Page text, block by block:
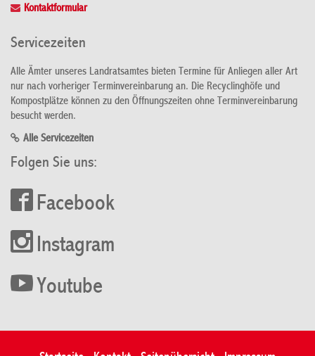
Kontaktformular
Servicezeiten
Alle Ämter unseres Landratsamtes bieten Termine für Anliegen aller Art
nur nach vorheriger Terminvereinbarung an. Die Recyclinghöfe und
Kompostplätze können zu den Öffnungszeiten ohne Terminvereinbarung
besucht werden.
Alle Servicezeiten
Folgen Sie uns:
Facebook
Instagram
Youtube